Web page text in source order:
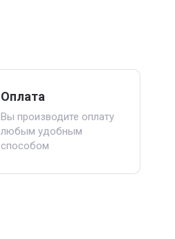
Оплата
Вы производите оплату
любым удобным
способом